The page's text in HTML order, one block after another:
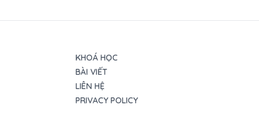
KHOÁ HỌC
BÀI VIẾT
LIÊN HỆ
PRIVACY POLICY